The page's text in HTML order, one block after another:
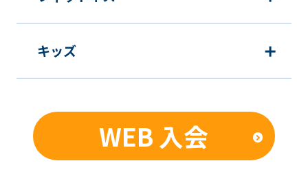
キッズ
WEB 入会